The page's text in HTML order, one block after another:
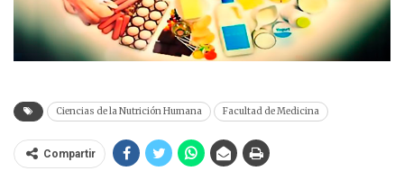
Ciencias de la Nutrición Humana Facultad de Medicina
Compartir